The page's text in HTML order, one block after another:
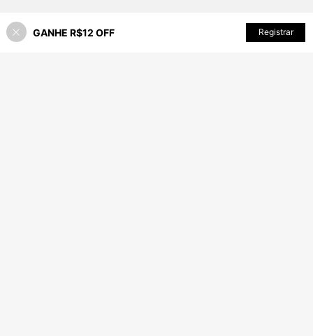
25% OFF! ADICIONAR AO CARRINHO
GANHE R$12 OFF Registrar